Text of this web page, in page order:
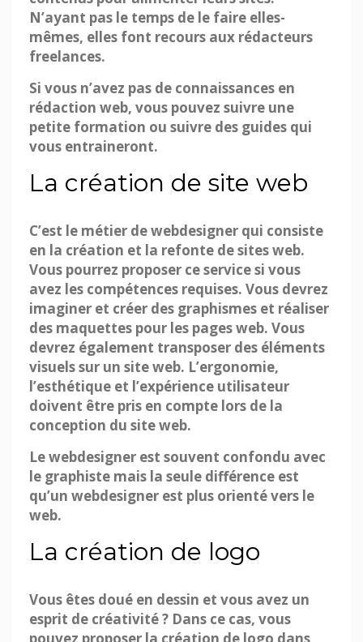
N’ayant pas le temps de le faire elles-
mêmes, elles font recours aux rédacteurs
freelances.
Si vous n’avez pas de connaissances en
rédaction web, vous pouvez suivre une
petite formation ou suivre des guides qui
vous entraineront.
La création de site web
C’est le métier de webdesigner qui consiste
en la création et la refonte de sites web.
Vous pourrez proposer ce service si vous
avez les compétences requises. Vous devrez
imaginer et créer des graphismes et réaliser
des maquettes pour les pages web. Vous
devrez également transposer des éléments
visuels sur un site web. L’ergonomie,
l’esthétique et l’expérience utilisateur
doivent être pris en compte lors de la
conception du site web.
Le webdesigner est souvent confondu avec
le graphiste mais la seule différence est
qu’un webdesigner est plus orienté vers le
web.
La création de logo
Vous êtes doué en dessin et vous avez un
esprit de créativité ? Dans ce cas, vous
pouvez proposer la création de logo dans